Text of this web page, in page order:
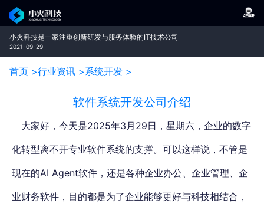
小火科技是一家注重创新研发与服务体验的IT技术公司
2021-09-29
首页 >行业资讯 >系统开发 >
软件系统开发公司介绍
大家好，今天是2025年3月29日，星期六，企业的数字
化转型离不开专业软件系统的支撑。可以这样说，不管是
现在的AI Agent软件，还是各种企业办公、企业管理、企
业财务软件，目的都是为了企业能够更好与科技相结合，